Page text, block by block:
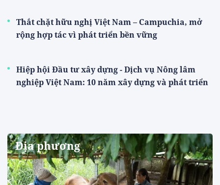
Thắt chặt hữu nghị Việt Nam – Campuchia, mở
rộng hợp tác vì phát triển bền vững
Hiệp hội Đầu tư xây dựng - Dịch vụ Nông lâm
nghiệp Việt Nam: 10 năm xây dựng và phát triển
Địa phương